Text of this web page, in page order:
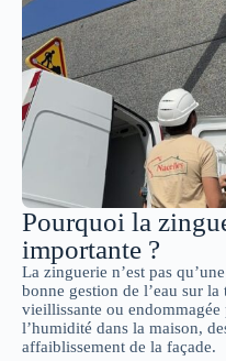
Pourquoi la
importante ?
La zinguerie n’est pas
bonne gestion de l’eau sur
vieillissante ou
l’humidité dans la maison,
affaiblissement de la façade.